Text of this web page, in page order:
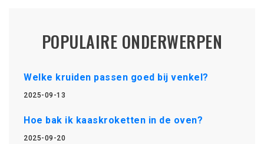
POPULAIRE ONDERWERPEN
Welke kruiden passen goed bij venkel?
2025-09-13
Hoe bak ik kaaskroketten in de oven?
2025-09-20